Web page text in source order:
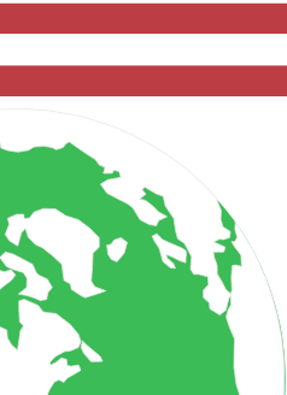
favoritos de Young
en balance.
Ksatrio